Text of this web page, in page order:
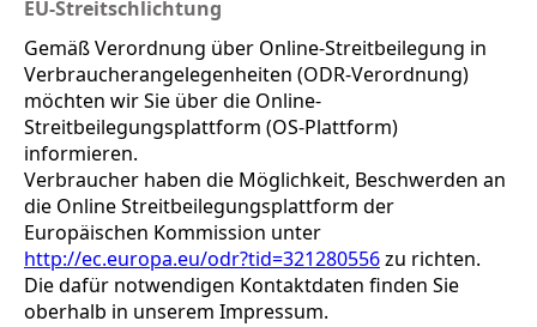
EU-Streitschlichtung
Gemäß Verordnung über Online-Streitbeilegung in
Verbraucherangelegenheiten (ODR-Verordnung)
möchten wir Sie über die Online-
Streitbeilegungsplattform (OS-Plattform)
informieren.
Verbraucher haben die Möglichkeit, Beschwerden an
die Online Streitbeilegungsplattform der
Europäischen Kommission unter
http://ec.europa.eu/odr?tid=321280556zu richten.
Die dafür notwendigen Kontaktdaten finden Sie
oberhalb in unserem Impressum.